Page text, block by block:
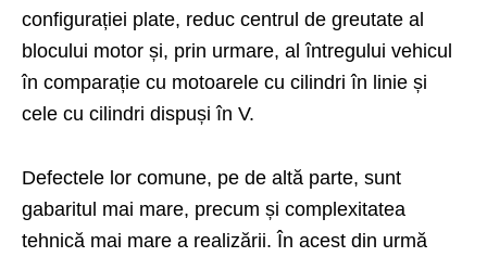
configurației plate, reduc centrul de greutate al
blocului motor și, prin urmare, al întregului vehicul
în comparație cu motoarele cu cilindri în linie și
cele cu cilindri dispuși în V.
Defectele lor comune, pe de altă parte, sunt
gabaritul mai mare, precum și complexitatea
tehnică mai mare a realizării. În acest din urmă